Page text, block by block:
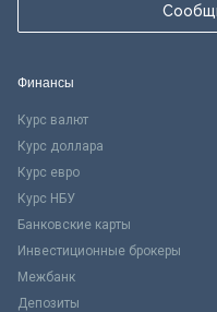
Финансы
Курс валют
Курс доллара
Курс евро
Курс НБУ
Банковские карты
Инвестиционные брокеры
Межбанк
Депозиты